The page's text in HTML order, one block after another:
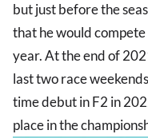
but just before the
that he would
year. At the end of
last two race
time debut in F2 in
place in the